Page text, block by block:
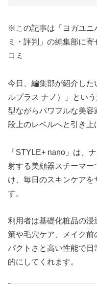
※この記事は「ヨガユニ
ミ・評判」の編集部に
コミ
今日、編集部が紹介した
ルプラス ナノ）」とい
型ながらパワフルな美
段上のレベルへと引き上
「STYLE+ nano」は、
射する美顔器スチーマ
け、毎日のスキンケア
す。
利用者は基礎化粧品の
策や毛穴ケア、メイク
パクトさと高い性能で
的にしてくれます。